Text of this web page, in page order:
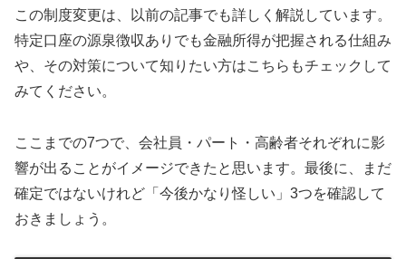
この制度変更は、以前の記事でも詳しく解説しています。
特定口座の源泉徴収ありでも金融所得が把握される仕組み
や、その対策について知りたい方はこちらもチェックして
みてください。
ここまでの7つで、会社員・パート・高齢者それぞれに影
響が出ることがイメージできたと思います。最後に、まだ
確定ではないけれど「今後かなり怪しい」3つを確認して
おきましょう。